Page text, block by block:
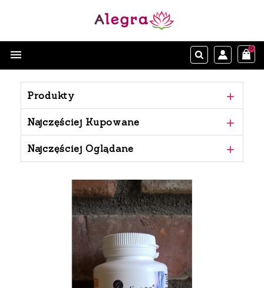
 0
Produkty 
Najczęściej Kupowane 
Najczęściej Oglądane 